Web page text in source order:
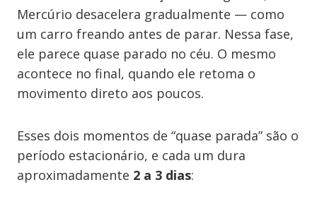
Mercúrio desacelera gradualmente — como
um carro freando antes de parar. Nessa fase,
ele parece quase parado no céu. O mesmo
acontece no final, quando ele retoma o
movimento direto aos poucos.
Esses dois momentos de “quase parada” são o
período estacionário, e cada um dura
aproximadamente 2 a 3 dias: